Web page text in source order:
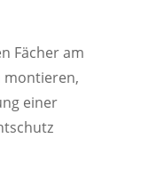
Fächer am
montieren,
einer